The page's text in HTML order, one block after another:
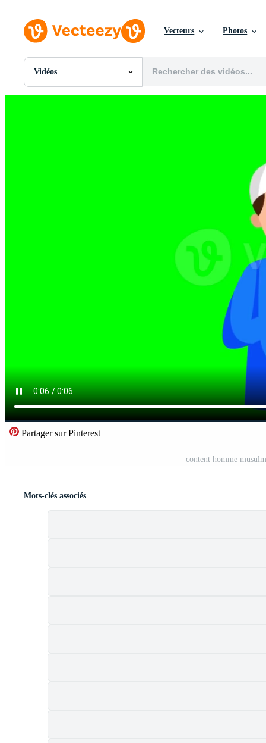
Vecteurs Photos
Vidéos
Toutes Images
Partager sur Pinterest
content homme
Mots-clés associés